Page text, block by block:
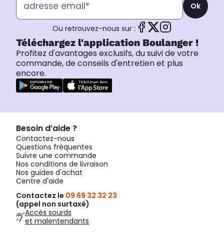
Ok
Ou retrouvez-nous sur :
Téléchargez l'application Boulanger !
Profitez d'avantages exclusifs, du suivi de votre
commande, de conseils d'entretien et plus
encore.
Besoin d’aide ?
Contactez-nous
Questions fréquentes
Suivre une commande
Nos conditions de livraison
Nos guides d'achat
Centre d'aide
Contactez le 09 69 32 32 23
(appel non surtaxé)
Accès sourds
et malentendants